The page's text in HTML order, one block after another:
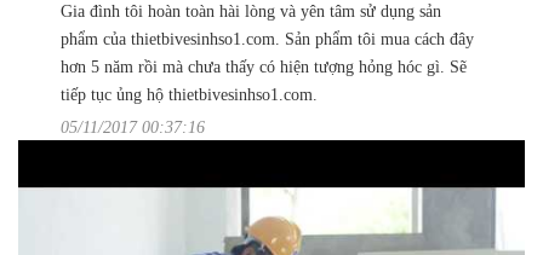
Gia đình tôi hoàn toàn hài lòng và yên tâm sử dụng sản
phẩm của thietbivesinhso1.com. Sản phẩm tôi mua cách đây
hơn 5 năm rồi mà chưa thấy có hiện tượng hỏng hóc gì. Sẽ
tiếp tục ủng hộ thietbivesinhso1.com.
05/11/2017 00:37:16